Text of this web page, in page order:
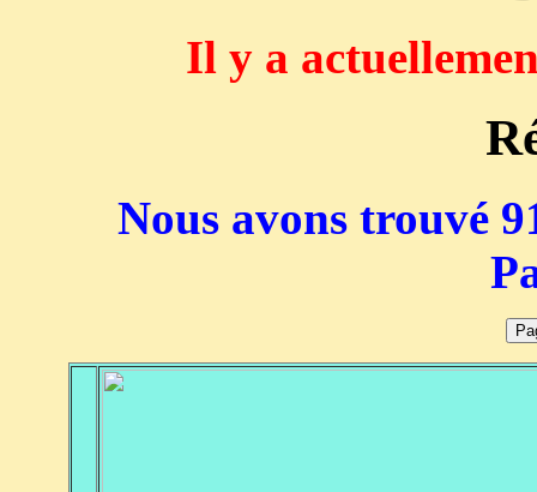
Il y a
Nous avons trouvé